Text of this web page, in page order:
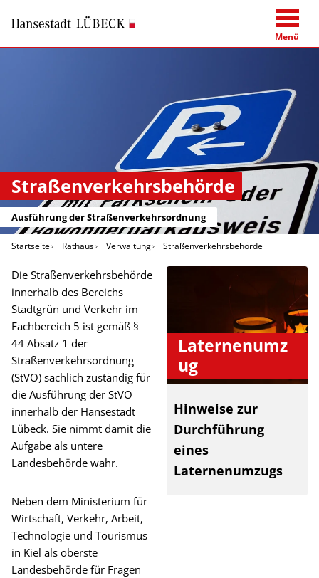
Menü
Straßenverkehrsbehörde
Ausführung der Straßenverkehrsordnung
Startseite Rathaus Verwaltung Straßenverkehrsbehörde
Die Straßenverkehrsbehörde
innerhalb des Bereichs
Stadtgrün und Verkehr im
Fachbereich 5 ist gemäß §
44 Absatz 1 der
Straßenverkehrsordnung
(StVO) sachlich zuständig für
die Ausführung der StVO
innerhalb der Hansestadt
Lübeck. Sie nimmt damit die
Aufgabe als untere
Landesbehörde wahr.
Neben dem Ministerium für
Wirtschaft, Verkehr, Arbeit,
Technologie und Tourismus
in Kiel als oberste
Landesbehörde für Fragen
Laternenumz
ug
Hinweise zur
Durchführung
eines
Laternenumzugs